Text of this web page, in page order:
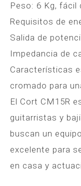
Peso: 6 Kg,
Requisitos de
Salida de
Impedancia de
Características
cromado para
El Cort CM15R
guitarristas y
buscan un
excelente para
en casa y